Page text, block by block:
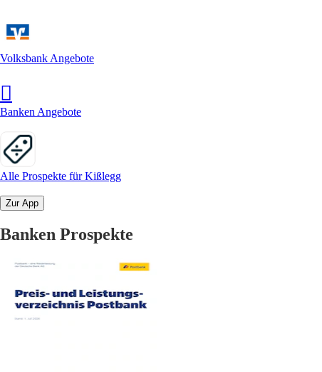
Volksbank Angebote
Banken Angebote
Alle Prospekte für Kißlegg
Zur App
Banken Prospekte